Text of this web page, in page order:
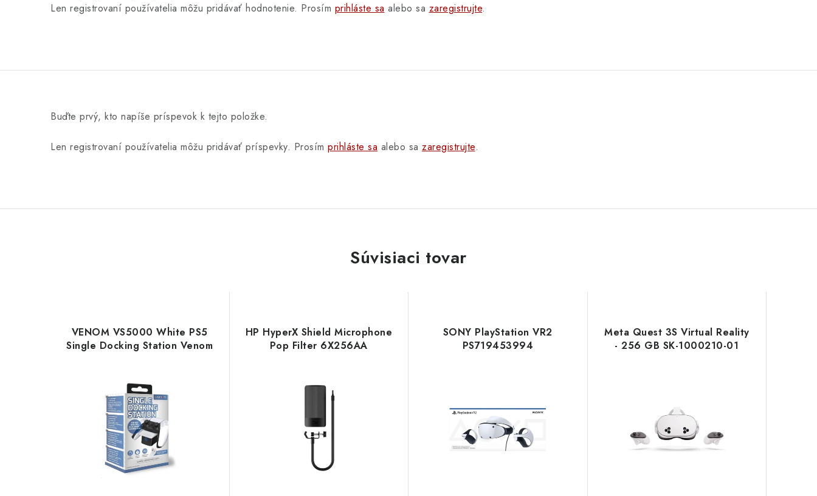
Len registrovaní používatelia môžu pridávať hodnotenie. Prosím prihláste sa alebo sa zaregistrujte.
Buďte prvý, kto napíše príspevok k tejto položke.
Len registrovaní používatelia môžu pridávať príspevky. Prosím prihláste sa alebo sa zaregistrujte.
Súvisiaci tovar
VENOM VS5000 White PS5
Single Docking Station Venom
HP HyperX Shield Microphone
Pop Filter 6X256AA
SONY PlayStation VR2
PS719453994
Meta Quest 3S Virtual Reality
- 256 GB SK-1000210-01